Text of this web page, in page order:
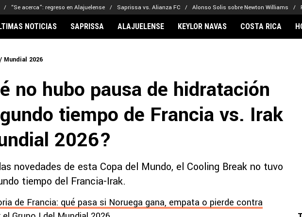
“Se acerca”: regreso en Alajuelense Saprissa vs. Alianza FC Alonso Solis sobre Newton Williams
Naciones
Campeones
Kervin Arriaga
Adalberto Carrasquilla
Nathaniel Méndez-Laing
Alajuelense
Comunicaciones
Real Estelí
Noticias
Real Madrid
NOTICIAS SAPRISSA ALAJUELENSE KEYLOR NAVAS COSTA RICA
Mundial 2026
no hubo pausa de hidratación
tiempo de Francia vs. Irak
2026?
novedades de esta Copa del Mundo, el Cooling Break no tuvo
tiempo del Francia-Irak.
de Francia: qué pasa si Noruega gana, empata o pierde contra